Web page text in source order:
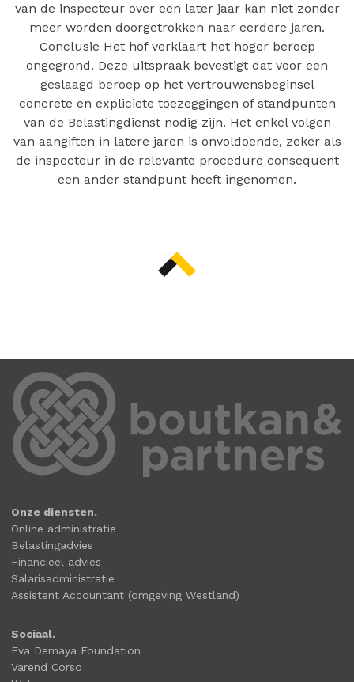
van de inspecteur over een later jaar kan niet zonder
meer worden doorgetrokken naar eerdere jaren.
Conclusie Het hof verklaart het hoger beroep
ongegrond. Deze uitspraak bevestigt dat voor een
geslaagd beroep op het vertrouwensbeginsel
concrete en expliciete toezeggingen of standpunten
van de Belastingdienst nodig zijn. Het enkel volgen
van aangiften in latere jaren is onvoldoende, zeker als
de inspecteur in de relevante procedure consequent
een ander standpunt heeft ingenomen.
Onze diensten.
Online administratie
Belastingadvies
Financieel advies
Salarisadministratie
Assistent Accountant (omgeving Westland)
Sociaal.
Eva Demaya Foundation
Varend Corso